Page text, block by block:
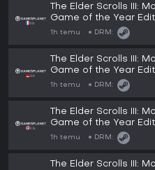
The Elder Scrolls III:
Game of the Year
1h temu DRM:
The Elder Scrolls III:
Game of the Year
1h temu DRM:
The Elder Scrolls III:
Game of the Year
1h temu DRM:
The Elder Scrolls III: